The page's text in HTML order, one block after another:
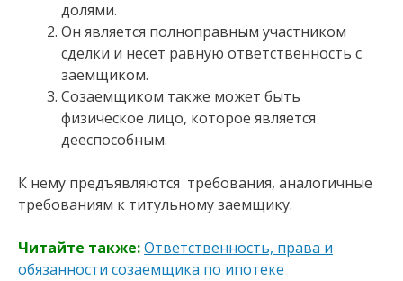
долями.
Он является полноправным участником
сделки и несет равную ответственность с
заемщиком.
Созаемщиком также может быть
физическое лицо, которое является
дееспособным.
К нему предъявляются требования, аналогичные
требованиям к титульному заемщику.
Читайте также:Ответственность, права и
обязанности созаемщика по ипотеке